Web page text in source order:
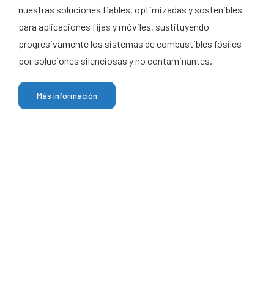
nuestras soluciones fiables, optimizadas y sostenibles
para aplicaciones fijas y móviles, sustituyendo
progresivamente los sistemas de combustibles fósiles
por soluciones silenciosas y no contaminantes.
Más información